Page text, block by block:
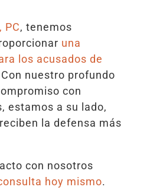
PC, tenemos
una
los acusados de
nuestro profundo
con
estamos a su lado,
la defensa más
con nosotros
hoy mismo.